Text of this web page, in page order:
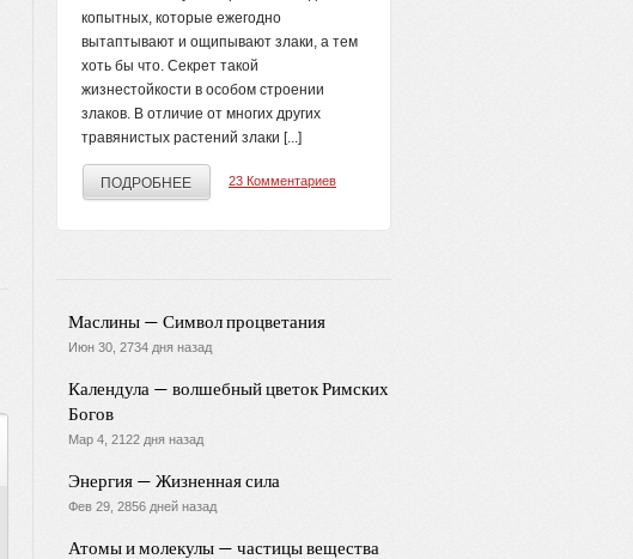
копытных, которые ежегодно
вытаптывают и ощипывают злаки, а тем
хоть бы что. Секрет такой
жизнестойкости в осо­бом строении
злаков. В отличие от многих других
травянистых растений злаки [...]
ПОДРОБНЕЕ 23 Комментариев
Маслины — Символ процветания
Июн 30, 2734 дня назад
Календула — волшебный цветок Римских
Богов
Мар 4, 2122 дня назад
Энергия — Жизненная сила
Фев 29, 2856 дней назад
Атомы и молекулы — частицы вещества